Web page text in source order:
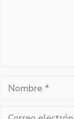
Nombre
Correo